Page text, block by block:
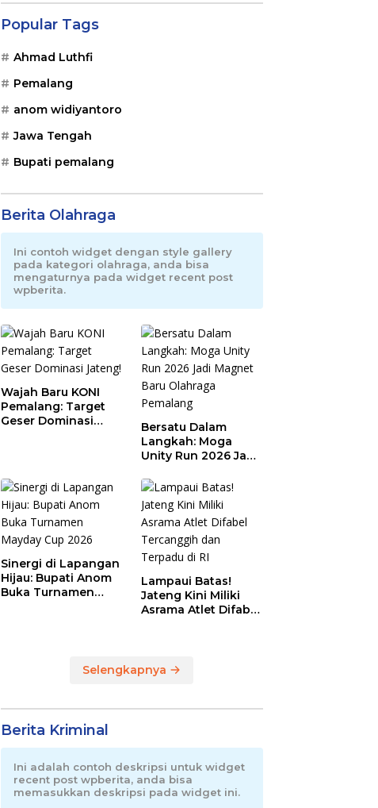
Popular Tags
Ahmad Luthfi
Pemalang
anom widiyantoro
Jawa Tengah
Bupati pemalang
Berita Olahraga
Ini contoh widget dengan style gallery
pada kategori olahraga, anda bisa
mengaturnya pada widget recent post
wpberita.
Wajah Baru KONI
Pemalang: Target
Geser Dominasi
Bersatu Dalam
Langkah: Moga
Unity Run 2026 Jadi
Olahraga Pemalang
Sinergi di Lapangan
Hijau: Bupati Anom
Buka Turnamen
Lampaui Batas!
Jateng Kini Miliki
Asrama Atlet Difabel
Selengkapnya
Berita Kriminal
Ini adalah contoh deskripsi untuk widget
recent post wpberita, anda bisa
memasukkan deskripsi pada widget ini.